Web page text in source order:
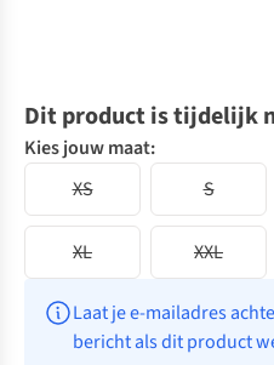
Dit product is tijdelijk
Kies jouw maat:
XS
S
XL XXL
Laat je e-mailadres
bericht als dit product